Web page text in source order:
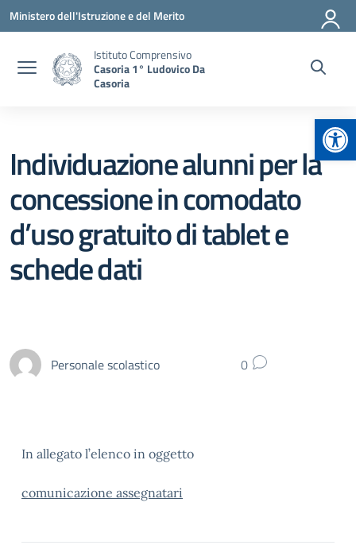
Vai ai contenuti
Vai al menu di navigazione
Vai al footer
Ministero dell'Istruzione e del Merito
Istituto Comprensivo
Casoria 1° Ludovico Da
Casoria
Individuazione alunni per la
concessione in comodato
d’uso gratuito di tablet e
schede dati
Personale scolastico 0
In allegato l’elenco in oggetto
comunicazione assegnatari